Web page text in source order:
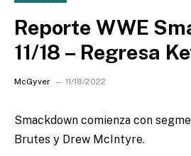
Reporte WWE
11/18 – Regresa
McGyver 11/18/2022
Smackdown comienza con
Brutes y Drew McIntyre.